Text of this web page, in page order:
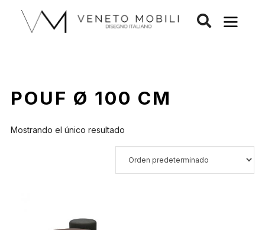
contenido
POUF Ø 100 CM
Mostrando el único resultado